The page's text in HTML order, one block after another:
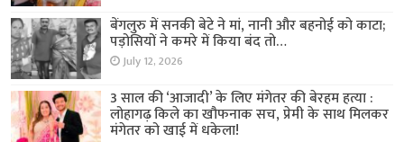
बेंगलुरु में सनकी बेटे ने मां, नानी और बहनोई को काटा;
पड़ोसियों ने कमरे में किया बंद तो…
July 12, 2026
3 साल की ‘आजादी’ के लिए मंगेतर की बेरहम हत्या :
लोहागढ़ किले का खौफनाक सच, प्रेमी के साथ मिलकर
मंगेतर को खाई में धकेला!